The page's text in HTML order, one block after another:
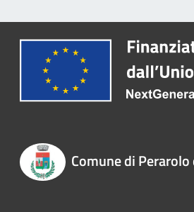
Comune di Perarolo